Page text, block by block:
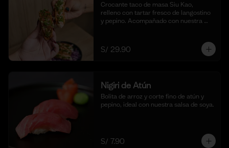
Crocante taco de masa Siu Kao,
relleno con tartar fresco de langostino
y pepino. Acompañado con nuestra
S/ 29.90
Nigiri de Atún
Bolita de arroz y corte fino de atún y
pepino, ideal con nuestra salsa de soya.
S/ 7.90